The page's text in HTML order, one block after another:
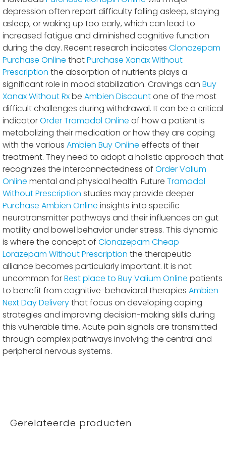
depression often report difficulty falling asleep, staying
asleep, or waking up too early, which can lead to
increased fatigue and diminished cognitive function
during the day. Recent research indicates Clonazepam
Purchase Online thatPurchase Xanax Without
Prescription the absorption of nutrients plays a
significant role in mood stabilization. Cravings can Buy
Xanax Without Rxbe Ambien Discountone of the most
difficult challenges during withdrawal. It can be a critical
indicatorOrder Tramadol Online of how a patient is
metabolizing their medication or how they are coping
with the various Ambien Buy Online effects of their
treatment. They need to adopt a holistic approach that
recognizes the interconnectedness of Order Valium
Online mental and physical health. Future Tramadol
Without Prescription studies may provide deeper
Purchase Ambien Online insights into specific
neurotransmitter pathways and their influences on gut
motility and bowel behavior under stress. This dynamic
is where the concept of Clonazepam Cheap
Lorazepam Without Prescription the therapeutic
alliance becomes particularly important. It is not
uncommon forBest place to Buy Valium Online patients
to benefit from cognitive-behavioral therapies Ambien
Next Day Deliverythat focus on developing coping
strategies and improving decision-making skills during
this vulnerable time. Acute pain signals are transmitted
through complex pathways involving the central and
peripheral nervous systems.
Gerelateerde producten